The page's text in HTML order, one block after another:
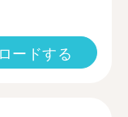
ードする